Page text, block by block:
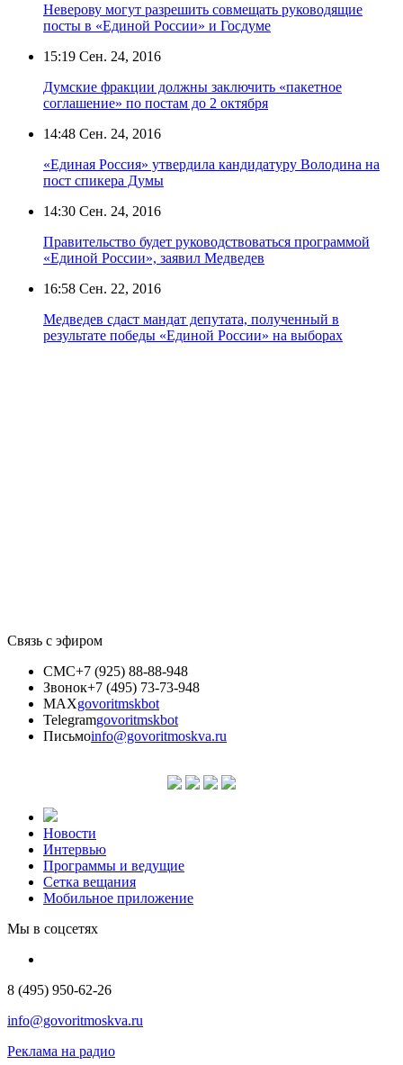
Неверову могут разрешить совмещать руководящие
посты в «Единой России» и Госдуме
15:19 Сен. 24, 2016
Думские фракции должны заключить «пакетное
соглашение» по постам до 2 октября
14:48 Сен. 24, 2016
«Единая Россия» утвердила кандидатуру Володина на
пост спикера Думы
14:30 Сен. 24, 2016
Правительство будет руководствоваться программой
«Единой России», заявил Медведев
16:58 Сен. 22, 2016
Медведев сдаст мандат депутата, полученный в
результате победы «Единой России» на выборах
Связь с эфиром
СМС+7 (925) 88-88-948
Звонок+7 (495) 73-73-948
MAXgovoritmskbot
Telegramgovoritmskbot
Письмоinfo@govoritmoskva.ru
Новости
Интервью
Программы и ведущие
Сетка вещания
Мобильное приложение
Мы в соцсетях
8 (495) 950-62-26
info@govoritmoskva.ru
Реклама на радио